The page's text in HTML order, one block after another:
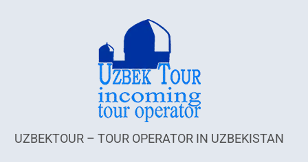
UZBEKTOUR – TOUR OPERATOR IN UZBEKISTAN